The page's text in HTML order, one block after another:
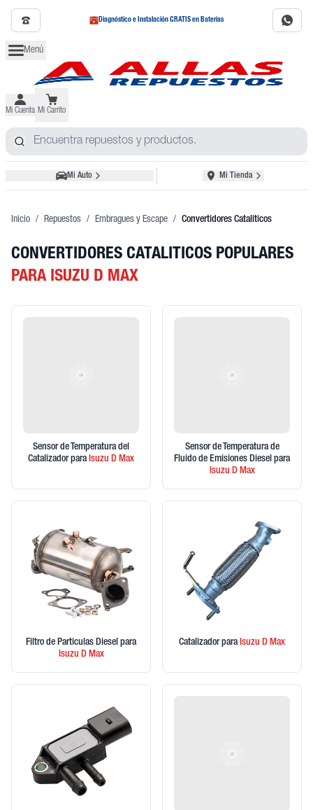
Diagnóstico e Instalación GRATIS en Baterías
Menú
Mi Cuenta Mi Carrito
Mi Auto Mi Tienda
Inicio / Repuestos / Embragues y Escape / Convertidores Cataliticos
CONVERTIDORES CATALITICOS POPULARES
PARA ISUZU D MAX
Sensor de Temperatura del
Catalizador paraIsuzu D Max
Sensor de Temperatura de
Fluido de Emisiones Diesel para
Isuzu D Max
Filtro de Particulas Diesel para
Isuzu D Max
Catalizador paraIsuzu D Max